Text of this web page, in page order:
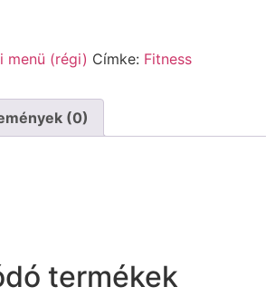
menü (régi) Címke: Fitness
(0)
termékek